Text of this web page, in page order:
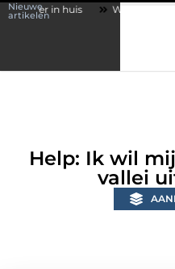
Nieuwe
artikelen
Wonen in een karakteristieke
Help: Ik wil
vallei